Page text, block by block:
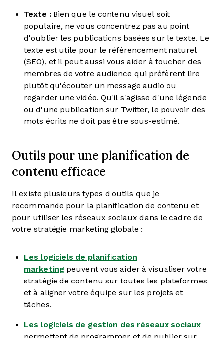
Texte :Bien que le contenu visuel soit
populaire, ne vous concentrez pas au point
d'oublier les publications basées sur le texte. Le
texte est utile pour le référencement naturel
(SEO), et il peut aussi vous aider à toucher des
membres de votre audience qui préfèrent lire
plutôt qu'écouter un message audio ou
regarder une vidéo. Qu'il s'agisse d'une légende
ou d'une publication sur Twitter, le pouvoir des
mots écrits ne doit pas être sous-estimé.
Outils pour une planification de
contenu efficace
Il existe plusieurs types d'outils que je
recommande pour la planification de contenu et
pour utiliser les réseaux sociaux dans le cadre de
votre stratégie marketing globale :
Les logiciels de planification
marketing peuvent vous aider à visualiser votre
stratégie de contenu sur toutes les plateformes
et à aligner votre équipe sur les projets et
tâches.
Les logiciels de gestion des réseaux sociaux